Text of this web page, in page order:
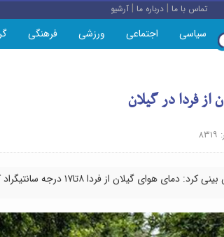
تماس با ما |درباره ما |آرشیو
سیاسی اجتماعی ورزشی فرهنگی
از فردا در گیلان
: ۸۳۱۹
گیلان از فردا ۸تا۱۷ درجه سانتیگراد کاهش می‌یابد.